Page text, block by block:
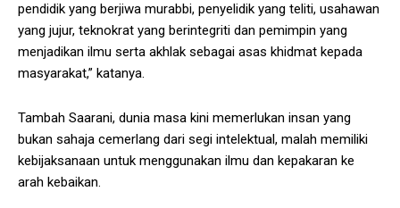
pendidik yang berjiwa murabbi, penyelidik yang teliti, usahawan
yang jujur, teknokrat yang berintegriti dan pemimpin yang
menjadikan ilmu serta akhlak sebagai asas khidmat kepada
masyarakat,” katanya.
Tambah Saarani, dunia masa kini memerlukan insan yang
bukan sahaja cemerlang dari segi intelektual, malah memiliki
kebijaksanaan untuk menggunakan ilmu dan kepakaran ke
arah kebaikan.